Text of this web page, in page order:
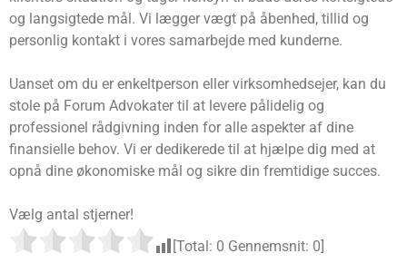
og langsigtede mål. Vi lægger vægt på åbenhed, tillid og
personlig kontakt i vores samarbejde med kunderne.
Uanset om du er enkeltperson eller virksomhedsejer, kan du
stole på Forum Advokater til at levere pålidelig og
professionel rådgivning inden for alle aspekter af dine
finansielle behov. Vi er dedikerede til at hjælpe dig med at
opnå dine økonomiske mål og sikre din fremtidige succes.
Vælg antal stjerner!
[Total: 0 Gennemsnit: 0